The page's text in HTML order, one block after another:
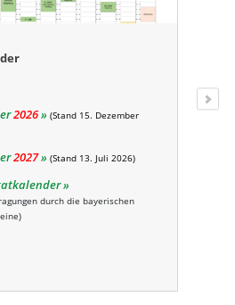
2026
(Stand 15. Dezember
2027 (Stand 13. Juli 2026)
durch die bayerischen